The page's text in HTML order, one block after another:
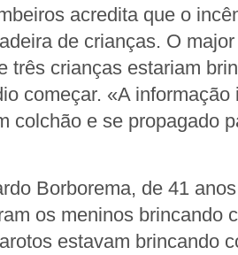
acredita que o
de crianças. O
três crianças estariam
começar. «A
colchão e se propagado
Borborema, de 41
os meninos brincando
estavam brincando